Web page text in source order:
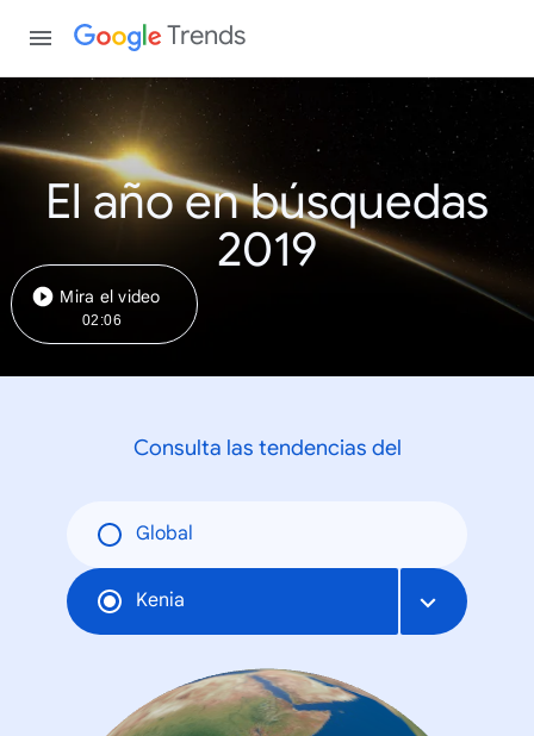
Trends
El año en búsquedas
2019
Mira el video
02:06
Consulta las tendencias del
Global
Kenia